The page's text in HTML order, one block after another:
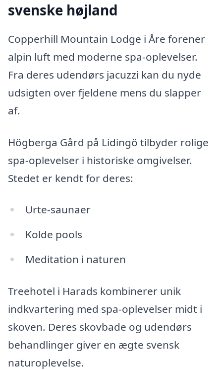
svenske højland
Copperhill Mountain Lodge i Åre forener
alpin luft med moderne spa-oplevelser.
Fra deres udendørs jacuzzi kan du nyde
udsigten over fjeldene mens du slapper
af.
Högberga Gård på Lidingö tilbyder rolige
spa-oplevelser i historiske omgivelser.
Stedet er kendt for deres:
Urte-saunaer
Kolde pools
Meditation i naturen
Treehotel i Harads kombinerer unik
indkvartering med spa-oplevelser midt i
skoven. Deres skovbade og udendørs
behandlinger giver en ægte svensk
naturoplevelse.